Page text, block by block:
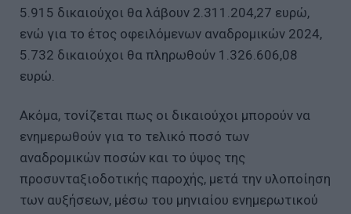
5.915 δικαιούχοι θα λάβουν 2.311.204,27 ευρώ,
ενώ για το έτος οφειλόμενων αναδρομικών 2024,
5.732 δικαιούχοι θα πληρωθούν 1.326.606,08
ευρώ.
Ακόμα, τονίζεται πως οι δικαιούχοι μπορούν να
ενημερωθούν για το τελικό ποσό των
αναδρομικών ποσών και το ύψος της
προσυνταξιοδοτικής παροχής, μετά την υλοποίηση
των αυξήσεων, μέσω του μηνιαίου ενημερωτικού